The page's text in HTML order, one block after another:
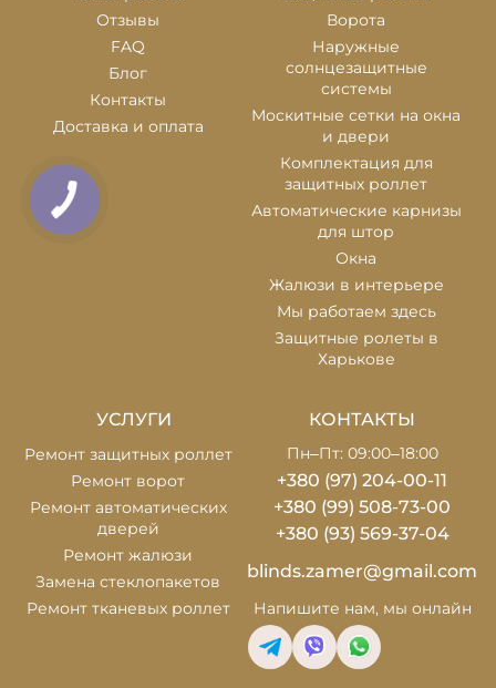
Отзывы
FAQ
Блог
Контакты
Доставка и оплата
Ворота
Наружные
солнцезащитные
системы
Москитные сетки на окна
и двери
Комплектация для
защитных роллет
Автоматические карнизы
для штор
Окна
Жалюзи в интерьере
Мы работаем здесь
Защитные ролеты в
Харькове
УСЛУГИ
Ремонт защитных роллет
Ремонт ворот
Ремонт автоматических
дверей
Ремонт жалюзи
Замена стеклопакетов
Ремонт тканевых роллет
КОНТАКТЫ
Пн–Пт: 09:00–18:00
+380 (97) 204-00-11
+380 (99) 508-73-00
+380 (93) 569-37-04
blinds.zamer@gmail.com
Напишите нам, мы онлайн